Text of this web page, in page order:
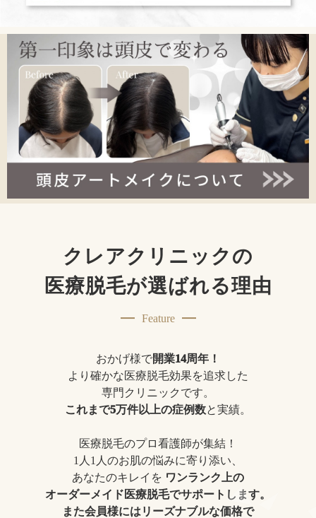
クレアクリニックの
医療脱毛が選ばれる理由
Feature
おかげ様で開業14周年！
より確かな医療脱毛効果を追求した
専門クリニックです。
これまで5万件以上の症例数と実績。
医療脱毛のプロ看護師が集結！
1人1人のお肌の悩みに寄り添い、
あなたのキレイを ワンランク上の
オーダーメイド医療脱毛でサポートします。
また会員様にはリーズナブルな価格で